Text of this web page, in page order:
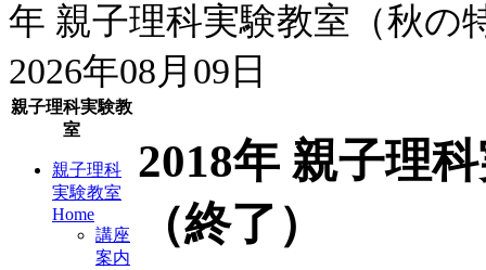
年 親子理科実験教室（秋の
2026年08月09日
親子理科実験教
室
親子理科
実験教室
Home
講座
案内
2018年 親子理
（終了）